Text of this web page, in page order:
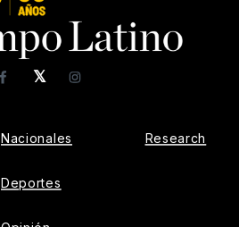
𝕏
FacebookInstagram
Nacionales
Deportes
Research